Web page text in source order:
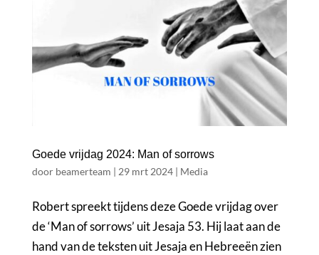
Goede vrijdag 2024: Man of sorrows
door beamerteam | 29 mrt 2024| Media
Robert spreekt tijdens deze Goede vrijdag over
de ‘Man of sorrows’ uit Jesaja 53. Hij laat aan de
hand van de teksten uit Jesaja en Hebreeën zien